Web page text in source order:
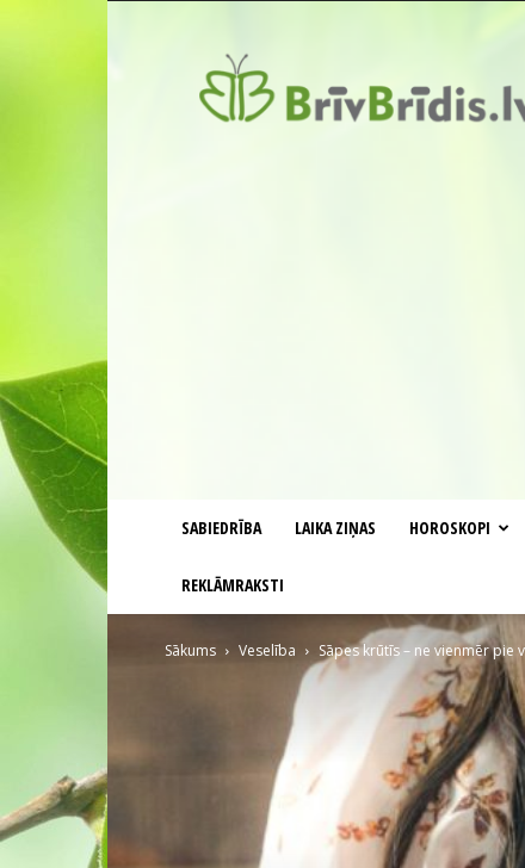
SABIEDRĪBA LAIKA ZIŅAS HOROSKOPI
REKLĀMRAKSTI
Sākums Veselība Sāpes krūtīs – ne vienmēr pie